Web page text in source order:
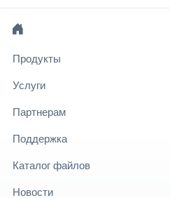
Продукты
Услуги
Партнерам
Поддержка
Каталог файлов
Новости